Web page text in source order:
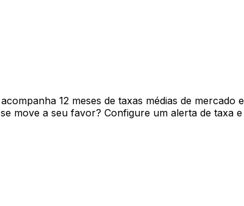
12 meses de taxas médias de
move a seu favor? Configure um alerta de taxa